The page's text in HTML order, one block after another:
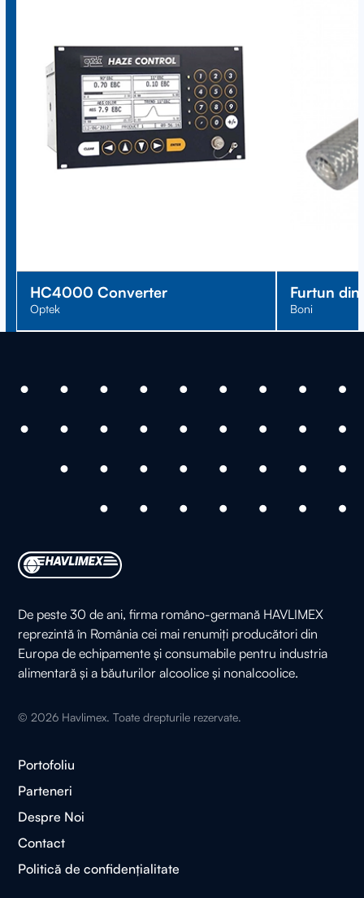
HC4000 Converter
Optek
Furtun
Boni
De peste 30 de ani, firma româno-germană HAVLIMEX
reprezintă în România cei mai renumiți producători din
Europa de echipamente și consumabile pentru industria
alimentară și a băuturilor alcoolice și nonalcoolice.
©2026 Havlimex. Toate drepturile rezervate.
Portofoliu
Parteneri
Despre Noi
Contact
Politică de confidențialitate